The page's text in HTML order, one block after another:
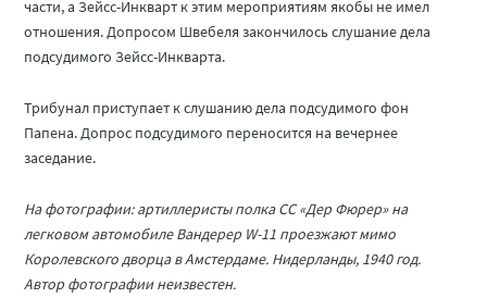
части, а Зейсс-Инкварт к этим мероприятиям якобы не имел
отношения. Допросом Швебеля закончилось слушание дела
подсудимого Зейсс-Инкварта.
Трибунал приступает к слушанию дела подсудимого фон
Папена. Допрос подсудимого переносится на вечернее
заседание.
На фотографии: артиллеристы полка СС «Дер Фюрер» на
легковом автомобиле Вандерер W-11 проезжают мимо
Королевского дворца в Амстердаме. Нидерланды, 1940 год.
Автор фотографии неизвестен.